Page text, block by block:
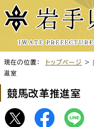
現在の位置： トップページ >
進室
競馬改革推進室